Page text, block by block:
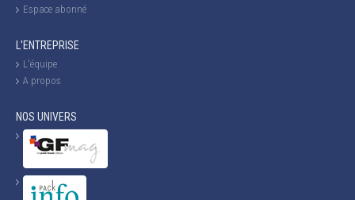
Espace abonné
L'ENTREPRISE
L'équipe
A propos
NOS UNIVERS